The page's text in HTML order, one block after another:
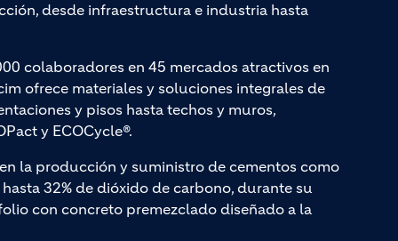
desde infraestructura e industria hasta
colaboradores en 45 mercados atractivos en
ofrece materiales y soluciones integrales de
y pisos hasta techos y muros,
y ECOCycle®.
la producción y suministro de cementos como
32% de dióxido de carbono, durante su
con concreto premezclado diseñado a la